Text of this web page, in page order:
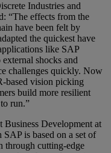
Industries and
“The effects from the
have been felt by
the quickest have
like SAP
shocks and
challenges quickly. Now
based vision picking
build more resilient
run.”
Development at
is based on a set of
through cutting-edge